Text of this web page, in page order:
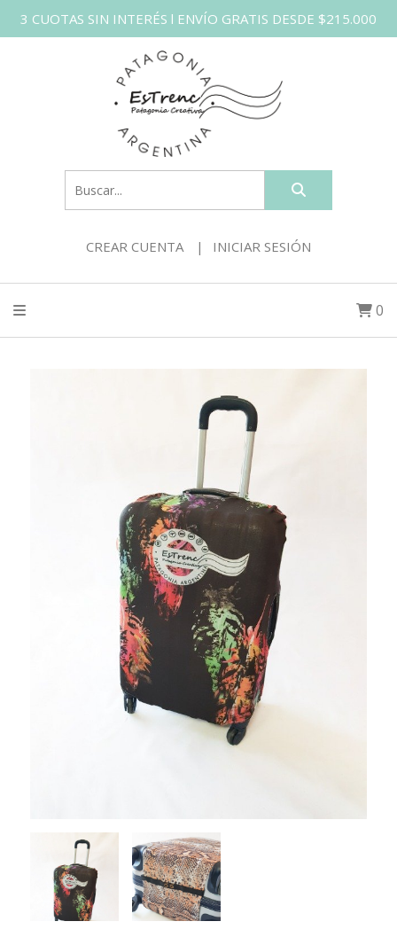
3 CUOTAS SIN INTERÉS l ENVÍO GRATIS DESDE $215.000
CREAR CUENTA INICIAR SESIÓN
0